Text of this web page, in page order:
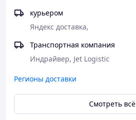
курьером
Яндекс доставка,
Транспортная компания
Индрайвер, Jet Logistic
Регионы доставки
Смотреть всё